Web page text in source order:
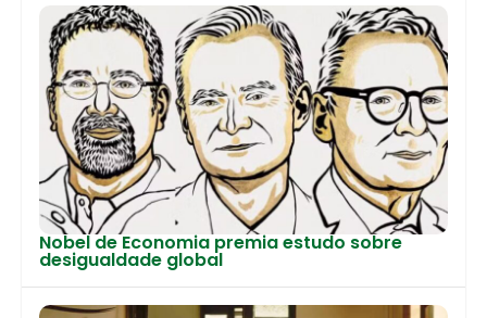
Nobel de Economia premia estudo sobre
desigualdade global